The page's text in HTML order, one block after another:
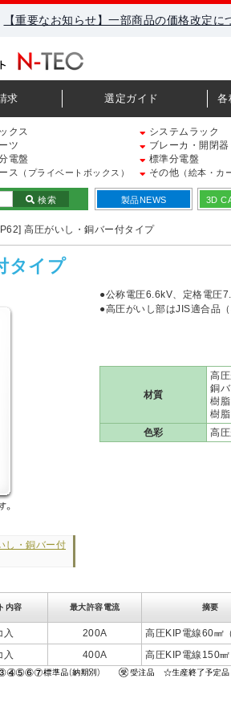
【重要なお知らせ】一部商品の価格改定に
求 選定ガイド 各
クス システムラック
ツ ブレーカ・開閉
電盤 標準分電盤
ス （プライベートボックス） その他 （絵本・カ
検索 製品NEWS 3D
高圧がいし・銅バー付タイプ
タイプ
し・銅バー付
●公称電圧6.6kV、定格電圧
●高圧がいし部はJIS適合品
材質
高
銅
樹
樹
色彩
高
内容 最大許容電流 摘要
入 200A 高圧KIP電線60㎟
入 400A 高圧KIP電線150㎟